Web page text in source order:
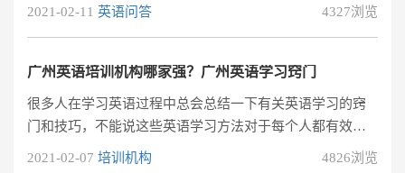
2021-02-11 英语问答 4327浏览
广州英语培训机构哪家强？广州英语学习窍门
很多人在学习英语过程中总会总结一下有关英语学习的窍
门和技巧，不能说这些英语学习方法对于每个人都有效，
但是经过实践的证明，还是有合理性和实际操作性的，那
2021-02-07 培训机构 4826浏览